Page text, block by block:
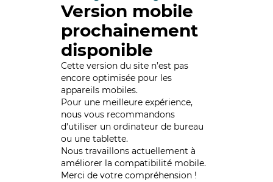
Version mobile
prochainement
disponible
Cette version du site n’est pas
encore optimisée pour les
appareils mobiles.
Pour une meilleure expérience,
nous vous recommandons
d'utiliser un ordinateur de bureau
ou une tablette.
Nous travaillons actuellement à
améliorer la compatibilité mobile.
Merci de votre compréhension !